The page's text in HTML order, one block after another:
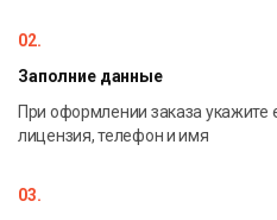
02.
Заполние данные
При оформлении заказа укажите
лицензия, телефон и имя
03.